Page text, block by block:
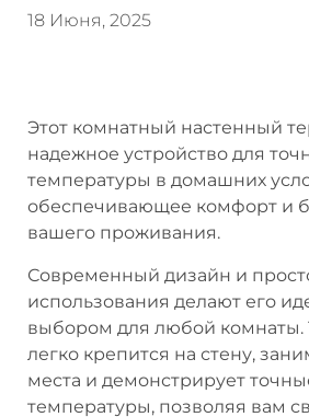
18 Июня, 2025
Этот комнатный настенный
надежное устройство для
температуры в домашних
обеспечивающее комфорт и
вашего проживания.
Современный дизайн и
использования делают его
выбором для любой комнаты.
легко крепится на стену,
места и демонстрирует
температуры, позволяя вам